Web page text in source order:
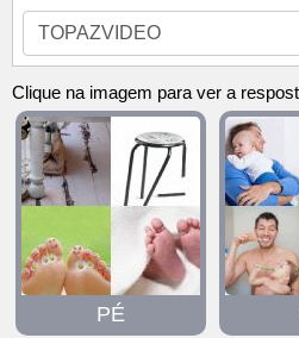
Pesquise
por
letras
e
digite
todas
as
letras:
Clique na imagem para ver a
PÉ